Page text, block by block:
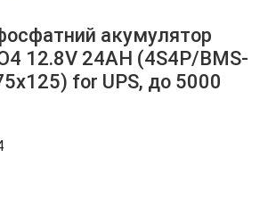
акумулятор
12.8V 24AH (4S4P/BMS-
for UPS, до 5000